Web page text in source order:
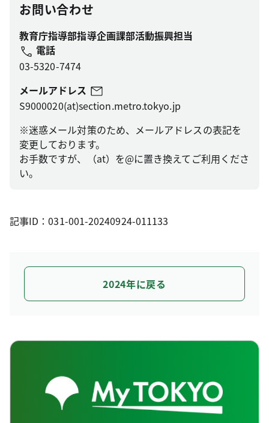
お問い合わせ
教育庁指導部指導企画課部活動振興担当
電話
03-5320-7474
メールアドレス
S9000020(at)section.metro.tokyo.jp
※迷惑メール対策のため、メールアドレスの表記を
変更しております。
お手数ですが、（at）を@に置き換えてご利用くださ
い。
記事ID：031-001-20240924-011133
2024年に戻る